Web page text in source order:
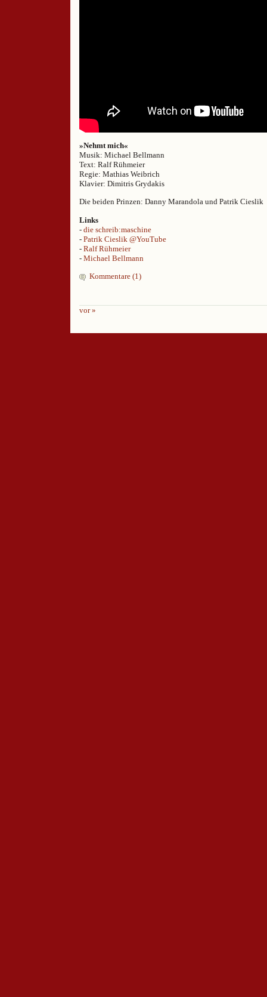
»Nehmt mich«
Musik: Michael Bellmann
Text: Ralf Rühmeier
Regie: Mathias Weibrich
Klavier: Dimitris Grydakis
Die beiden Prinzen: Danny Marandola und Patrik Cieslik
Links
- die schreib:maschine
- Patrik Cieslik @YouTube
- Ralf Rühmeier
- Michael Bellmann
Kommentare (1)
vor »